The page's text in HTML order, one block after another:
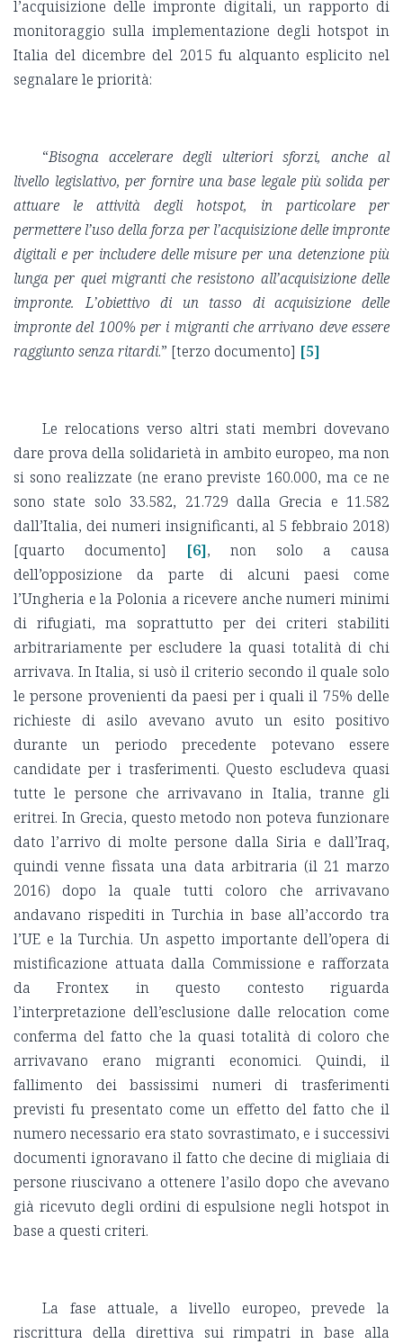
l’acquisizione delle impronte digitali, un rapporto di
monitoraggio sulla implementazione degli hotspot in
Italia del dicembre del 2015 fu alquanto esplicito nel
segnalare le priorità:
“Bisogna accelerare degli ulteriori sforzi, anche al
livello legislativo, per fornire una base legale più solida per
attuare le attività degli hotspot, in particolare per
permettere l’uso della forza per l’acquisizione delle impronte
digitali e per includere delle misure per una detenzione più
lunga per quei migranti che resistono all’acquisizione delle
impronte. L’obiettivo di un tasso di acquisizione delle
impronte del 100% per i migranti che arrivano deve essere
raggiunto senza ritardi.” [terzo documento] [5]
Le relocations verso altri stati membri dovevano
dare prova della solidarietà in ambito europeo, ma non
si sono realizzate (ne erano previste 160.000, ma ce ne
sono state solo 33.582, 21.729 dalla Grecia e 11.582
dall’Italia, dei numeri insignificanti, al 5 febbraio 2018)
[quarto documento]
[6], non solo a causa
dell’opposizione da parte di alcuni paesi come
l’Ungheria e la Polonia a ricevere anche numeri minimi
di rifugiati, ma soprattutto per dei criteri stabiliti
arbitrariamente per escludere la quasi totalità di chi
arrivava. In Italia, si usò il criterio secondo il quale solo
le persone provenienti da paesi per i quali il 75% delle
richieste di asilo avevano avuto un esito positivo
durante un periodo precedente potevano essere
candidate per i trasferimenti. Questo escludeva quasi
tutte le persone che arrivavano in Italia, tranne gli
eritrei. In Grecia, questo metodo non poteva funzionare
dato l’arrivo di molte persone dalla Siria e dall’Iraq,
quindi venne fissata una data arbitraria (il 21 marzo
2016) dopo la quale tutti coloro che arrivavano
andavano rispediti in Turchia in base all’accordo tra
l’UE e la Turchia. Un aspetto importante dell’opera di
mistificazione attuata dalla Commissione e rafforzata
da Frontex in questo contesto riguarda
l’interpretazione dell’esclusione dalle relocation come
conferma del fatto che la quasi totalità di coloro che
arrivavano erano migranti economici. Quindi, il
fallimento dei bassissimi numeri di trasferimenti
previsti fu presentato come un effetto del fatto che il
numero necessario era stato sovrastimato, e i successivi
documenti ignoravano il fatto che decine di migliaia di
persone riuscivano a ottenere l’asilo dopo che avevano
già ricevuto degli ordini di espulsione negli hotspot in
base a questi criteri.
La fase attuale, a livello europeo, prevede la
riscrittura della direttiva sui rimpatri in base alla